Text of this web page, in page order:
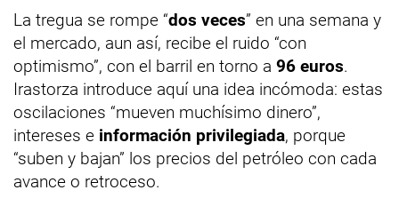
La tregua se rompe “dos veces” en una semana y
el mercado, aun así, recibe el ruido “con
optimismo”, con el barril en torno a 96 euros.
Irastorza introduce aquí una idea incómoda: estas
oscilaciones “mueven muchísimo dinero”,
intereses e información privilegiada, porque
“suben y bajan” los precios del petróleo con cada
avance o retroceso.